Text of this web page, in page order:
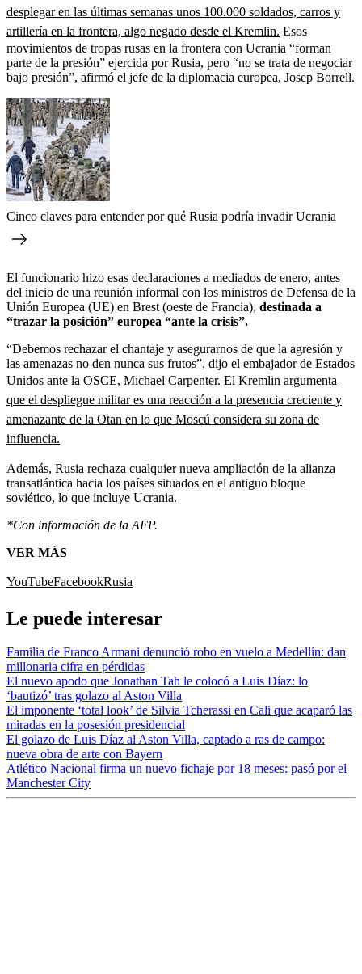
desplegar en las últimas semanas unos 100.000 soldados, carros y
artillería en la frontera, algo negado desde el Kremlin. Esos
movimientos de tropas rusas en la frontera con Ucrania “forman
parte de la presión” ejercida por Rusia, pero “no se trata de negociar
bajo presión”, afirmó el jefe de la diplomacia europea, Josep Borrell.
Cinco claves para entender por qué Rusia podría invadir Ucrania
El funcionario hizo esas declaraciones a mediados de enero, antes
del inicio de una reunión informal con los ministros de Defensa de la
Unión Europea (UE) en Brest (oeste de Francia), destinada a
“trazar la posición” europea “ante la crisis”.
“Debemos rechazar el chantaje y asegurarnos de que la agresión y
las amenazas no den nunca sus frutos”, dijo el embajador de Estados
Unidos ante la OSCE, Michael Carpenter. El Kremlin argumenta
que el despliegue militar es una reacción a la presencia creciente y
amenazante de la Otan en lo que Moscú considera su zona de
influencia.
Además, Rusia rechaza cualquier nueva ampliación de la alianza
transatlántica hacia los países situados en el antiguo bloque
soviético, lo que incluye Ucrania.
*Con información de la AFP.
VER MÁS
YouTubeFacebookRusia
Le puede interesar
Familia de Franco Armani denunció robo en vuelo a Medellín: dan
millonaria cifra en pérdidas
El nuevo apodo que Jonathan Tah le colocó a Luis Díaz: lo
‘bautizó’ tras golazo al Aston Villa
El imponente ‘total look’ de Silvia Tcherassi en Cali que acaparó las
miradas en la posesión presidencial
El golazo de Luis Díaz al Aston Villa, captado a ras de campo:
nueva obra de arte con Bayern
Atlético Nacional firma un nuevo fichaje por 18 meses: pasó por el
Manchester City